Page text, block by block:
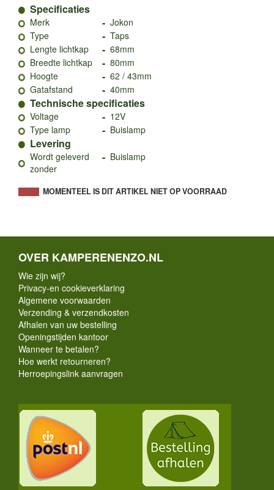
Specificaties
Merk - Jokon
Type
- Taps
Lengte lichtkap
- 68mm
Breedte lichtkap
- 80mm
Hoogte
- 62 / 43mm
Gatafstand
- 40mm
Technische specificaties
Voltage - 12V
Type lamp
- Buislamp
Levering
Wordt geleverd
zonder
- Buislamp
MOMENTEEL IS DIT ARTIKEL NIET OP VOORRAAD
OVER KAMPERENENZO.NL
Wie zijn wij?
Privacy-en cookieverklaring
Algemene voorwaarden
Verzending & verzendkosten
Afhalen van uw bestelling
Openingstijden kantoor
Wanneer te betalen?
Hoe werkt retourneren?
Herroepingslink aanvragen